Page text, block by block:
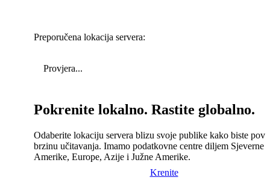
Preporučena lokacija servera:
Provjera...
Pokrenite lokalno. Rastite globalno.
Odaberite lokaciju servera blizu svoje publike kako biste
brzinu učitavanja. Imamo podatkovne centre diljem Sjeverne
Amerike, Europe, Azije i Južne Amerike.
Krenite